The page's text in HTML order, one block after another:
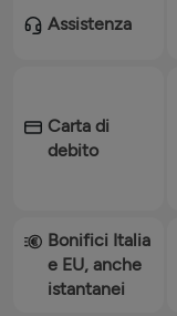
Assistenza
Carta di
debito
Bonifici Italia
e EU, anche
istantanei